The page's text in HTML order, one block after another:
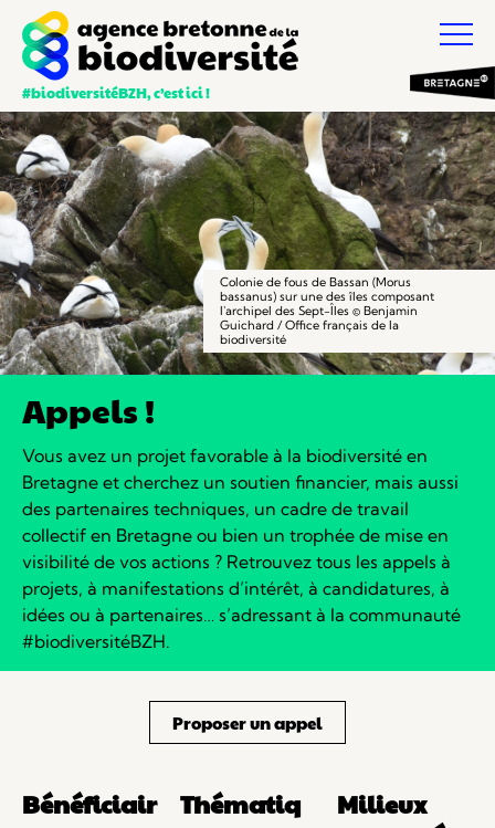
#biodiversitéBZH, c’est ici !
Colonie de fous de Bassan (Morus
bassanus) sur une des îles composant
l'archipel des Sept-Îles © Benjamin
Guichard / Office français de la
biodiversité
Appels !
Vous avez un projet favorable à la biodiversité en
Bretagne et cherchez un soutien financier, mais aussi
des partenaires techniques, un cadre de travail
collectif en Bretagne ou bien un trophée de mise en
visibilité de vos actions ? Retrouvez tous les appels à
projets, à manifestations d’intérêt, à candidatures, à
idées ou à partenaires… s’adressant à la communauté
#biodiversitéBZH.
Proposer un appel
Bénéficiair
Thématiq
Milieux